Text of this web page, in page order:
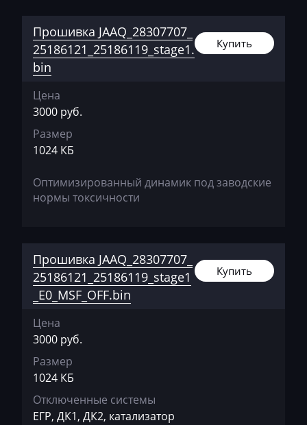
Buhler
BYD
Cadillac
Case
CFMoto
Changan
Changhe
Chery
Chevrolet
Chrysler
Citroen
Claas
Прошивка JAAQ_28307707_
25186121_25186119_stage1.
bin
Купить
Цена
3000 руб.
Размер
1024 КБ
Оптимизированный динамик под заводские
нормы токсичности
Прошивка JAAQ_28307707_
25186121_25186119_stage1
_E0_MSF_OFF.bin
Купить
Цена
3000 руб.
Размер
1024 КБ
Отключенные системы
ЕГР, ДК1, ДК2, катализатор